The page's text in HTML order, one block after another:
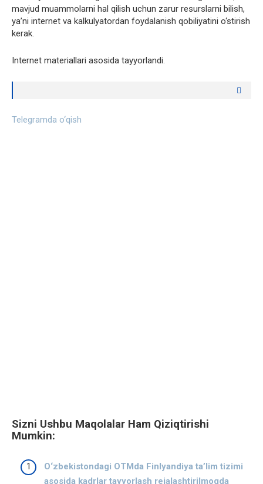
mavjud muammolarni hal qilish uchun zarur resurslarni bilish,
ya’ni internet va kalkulyatordan foydalanish qobiliyatini o‘stirish
kerak.
Internet materiallari asosida tayyorlandi.
Telegramda o‘qish
Sizni Ushbu Maqolalar Ham Qiziqtirishi
Mumkin:
O‘zbekistondagi OTMda Finlyandiya ta’lim tizimi
asosida kadrlar tayyorlash rejalashtirilmoqda